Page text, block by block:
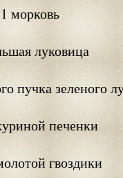
1 морковь
луковица
пучка зеленого
печенки
гвоздики